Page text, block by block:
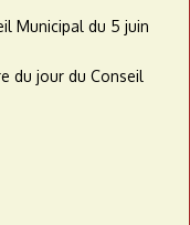
Municipal du 5 juin
du jour du Conseil